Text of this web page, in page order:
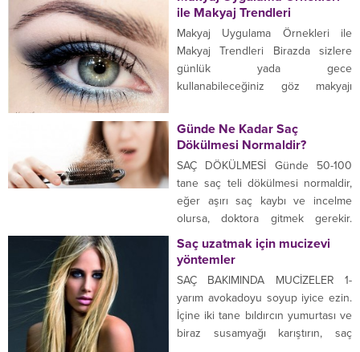
modelimiz abiye bir topuz ister
gelin...
ile Makyaj Trendleri
Makyaj Uygulama Örnekleri ile
Makyaj Trendleri Birazda sizlere
günlük yada gece
kullanabileceğiniz göz makyajı
bir çoğumuz azda olsa makyaj
yaparız kimilerimiz ise hakkını
vererek yapar ve severek de
kullanır.. Makyaj yapmaktan
hoşlananlar hanımlar için işte
sizlere farklı değişik günlük ve
gece makyajı öneri ve görselleri..
Öneriye...
Günde Ne Kadar Saç
Dökülmesi Normaldir?
SAÇ DÖKÜLMESİ Günde 50-100
tane saç teli dökülmesi normaldir,
eğer aşırı saç kaybı ve incelme
olursa, doktora gitmek gerekir.
Toplumda saç ve saç şekillerinin
kültürel ve sosyal önemi vardır. Saç
dökülmesi olan kişi, ruhsal ve
fiziksel olarak zayıf görür,
kurtulmak için yöntemlere
başvurabilir. Saç dökülmesinin
sebebi bulunmadan tedavi
Saç uzatmak için mucizevi
yöntemler
SAÇ BAKIMINDA MUCİZELER 1-
yarım avokadoyu soyup iyice ezin.
İçine iki tane bıldırcın yumurtası ve
biraz susamyağı karıştırın, saç